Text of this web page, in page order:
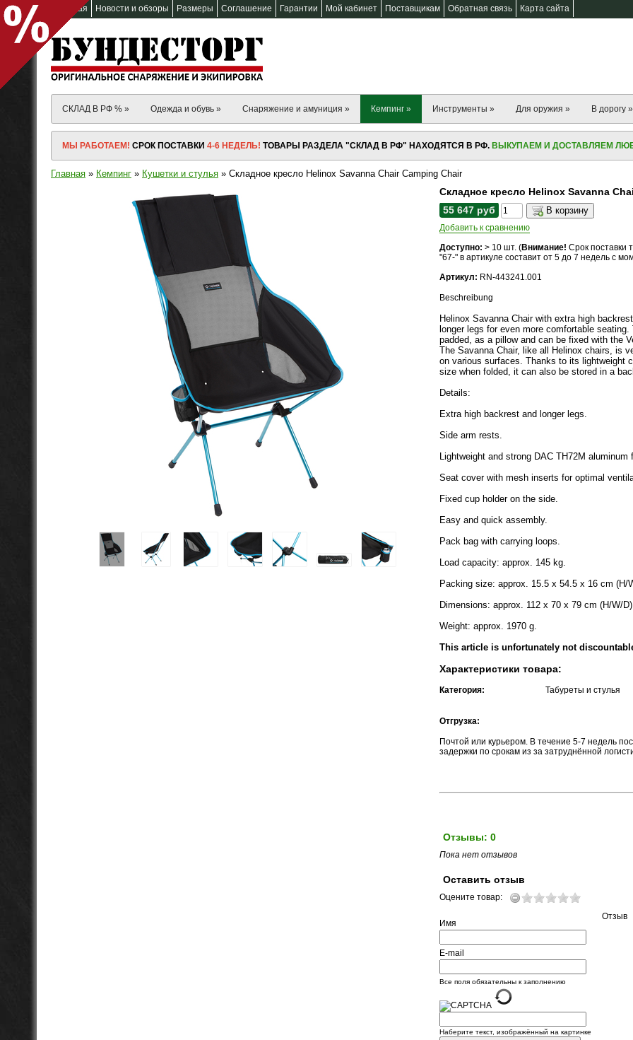
Главная Новости и обзоры Размеры Соглашение Гарантии Мой кабинет Поставщикам Обратная связь Карта сайта
СКЛАД В РФ % » Одежда и обувь » Снаряжение и амуниция » Кемпинг » Инструменты » Для оружия » В дорогу »
МЫ РАБОТАЕМ! СРОК ПОСТАВКИ 4-6 НЕДЕЛЬ! ТОВАРЫ РАЗДЕЛА "СКЛАД В РФ" НАХОДЯТСЯ В РФ. ВЫКУПАЕМ И ДОСТАВЛЯЕМ
Главная » Кемпинг » Кушетки и стулья » Складное кресло Helinox Savanna Chair Camping Chair
Складное кресло Helinox Savanna
55 647 руб
В корзину
Добавить к сравнению
Доступно: > 10 шт. (Внимание! Срок поставки
"67-" в артикуле составит от 5 до 7 недель с
Артикул: RN-443241.001
Beschreibung
Helinox Savanna Chair with extra high
longer legs for even more comfortable
padded, as a pillow and can be fixed with the
The Savanna Chair, like all Helinox chairs, is
on various surfaces. Thanks to its lightweight
size when folded, it can also be stored in a
Details:
Extra high backrest and longer legs.
Side arm rests.
Lightweight and strong DAC TH72M aluminum
Seat cover with mesh inserts for optimal
Fixed cup holder on the side.
Easy and quick assembly.
Pack bag with carrying loops.
Load capacity: approx. 145 kg.
Packing size: approx. 15.5 x 54.5 x 16 cm (H/
Dimensions: approx. 112 x 70 x 79 cm (H/W/
Weight: approx. 1970 g.
This article is unfortunately not
Характеристики товара:
Категория: Табуреты и стулья
Отгрузка:
Почтой или курьером. В течение 5-7 недель
задержки по срокам из за затруднённой
Отзывы: 0
Пока нет отзывов
Оставить отзыв
Оцените товар:
Имя
E-mail
Все поля обязательны к заполнению
Наберите текст, изображённый на картинке
Отзыв